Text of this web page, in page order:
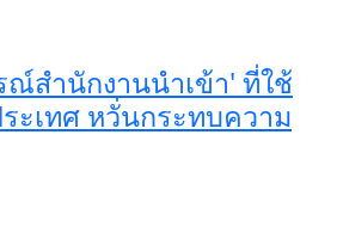
สำนักงานนำเข้า' ที่ใช้
ะเทศ หวั่นกระทบความ